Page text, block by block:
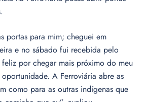
portas para mim; cheguei em
e no sábado fui recebida pelo
por chegar mais próximo do meu
A Ferroviária abre as
como para as outras indígenas que